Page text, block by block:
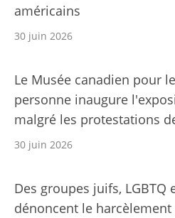
américains
30 juin 2026
Le Musée canadien pour
personne inaugure
malgré les protestations
30 juin 2026
Des groupes juifs, LGBTQ
dénoncent le